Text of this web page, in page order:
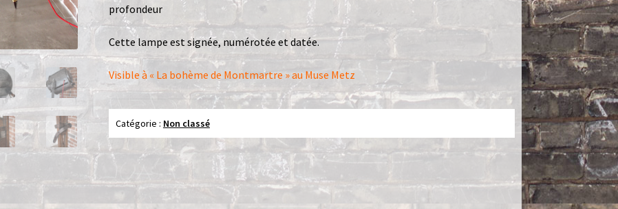
profondeur
Cette lampe est signée, numérotée et datée.
Visible à « La bohème de Montmartre » au Muse Metz
Catégorie : Non classé